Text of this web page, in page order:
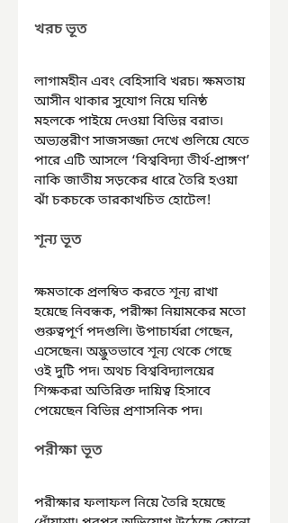
খরচ ভূত
লাগামহীন এবং বেহিসাবি খরচ৷ ক্ষমতায়
আসীন থাকার সুযোগ নিয়ে ঘনিষ্ঠ
মহলকে পাইয়ে দেওয়া বিভিন্ন বরাত৷
অভ্যন্তরীণ সাজসজ্জা দেখে গুলিয়ে যেতে
পারে এটি আসলে ‘বিশ্ববিদ্যা তীর্থ-প্রাঙ্গণ’
নাকি জাতীয় সড়কের ধারে তৈরি হওয়া
ঝাঁ চকচকে তারকাখচিত হোটেল!
শূন্য ভূত
ক্ষমতাকে প্রলম্বিত করতে শূন্য রাখা
হয়েছে নিবন্ধক, পরীক্ষা নিয়ামকের মতো
গুরুত্বপূর্ণ পদগুলি৷ উপাচার্যরা গেছেন,
এসেছেন৷ অদ্ভুতভাবে শূন্য থেকে গেছে
ওই দুটি পদ৷ অথচ বিশ্ববিদ্যালয়ের
শিক্ষকরা অতিরিক্ত দায়িত্ব হিসাবে
পেয়েছেন বিভিন্ন প্রশাসনিক পদ৷
পরীক্ষা ভূত
পরীক্ষার ফলাফল নিয়ে তৈরি হয়েছে